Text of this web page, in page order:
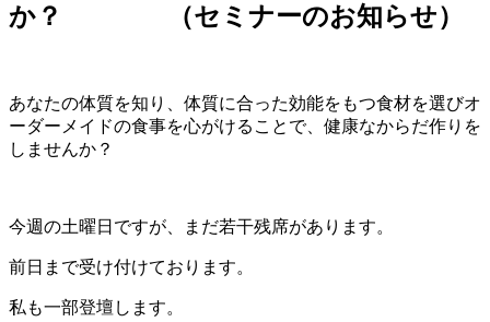
か？ （セミナーのお知らせ）
あなたの体質を知り、体質に合った効能をもつ食材を選びオ
ーダーメイドの食事を心がけることで、健康なからだ作りを
しませんか？
今週の土曜日ですが、まだ若干残席があります。
前日まで受け付けております。
私も一部登壇します。